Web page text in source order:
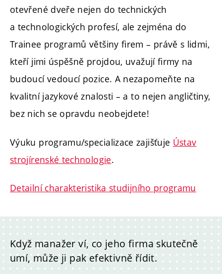
otevřené dveře nejen do technických
a technologických profesí, ale zejména do
Trainee programů většiny firem – právě s lidmi,
kteří jimi úspěšně projdou, uvažují firmy na
budoucí vedoucí pozice. A nezapomeňte na
kvalitní jazykové znalosti – a to nejen angličtiny,
bez nich se opravdu neobejdete!
Výuku programu/specializace zajišťuje Ústav
strojírenské technologie.
Detailní charakteristika studijního programu
Když manažer ví, co jeho firma skutečně
umí, může ji pak efektivně řídit.